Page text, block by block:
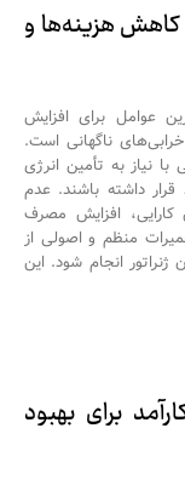
کاهش هزینه‌ها و
عوامل برای افزایش
ناگهانی است.
نیاز به تأمین انرژی
قرار داشته باشند. عدم
افزایش مصرف
منظم و اصولی از
ژنراتور انجام شود. این
برای بهبود